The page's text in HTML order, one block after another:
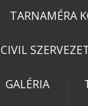
TARNAMÉRA
CIVIL
GALÉRIA